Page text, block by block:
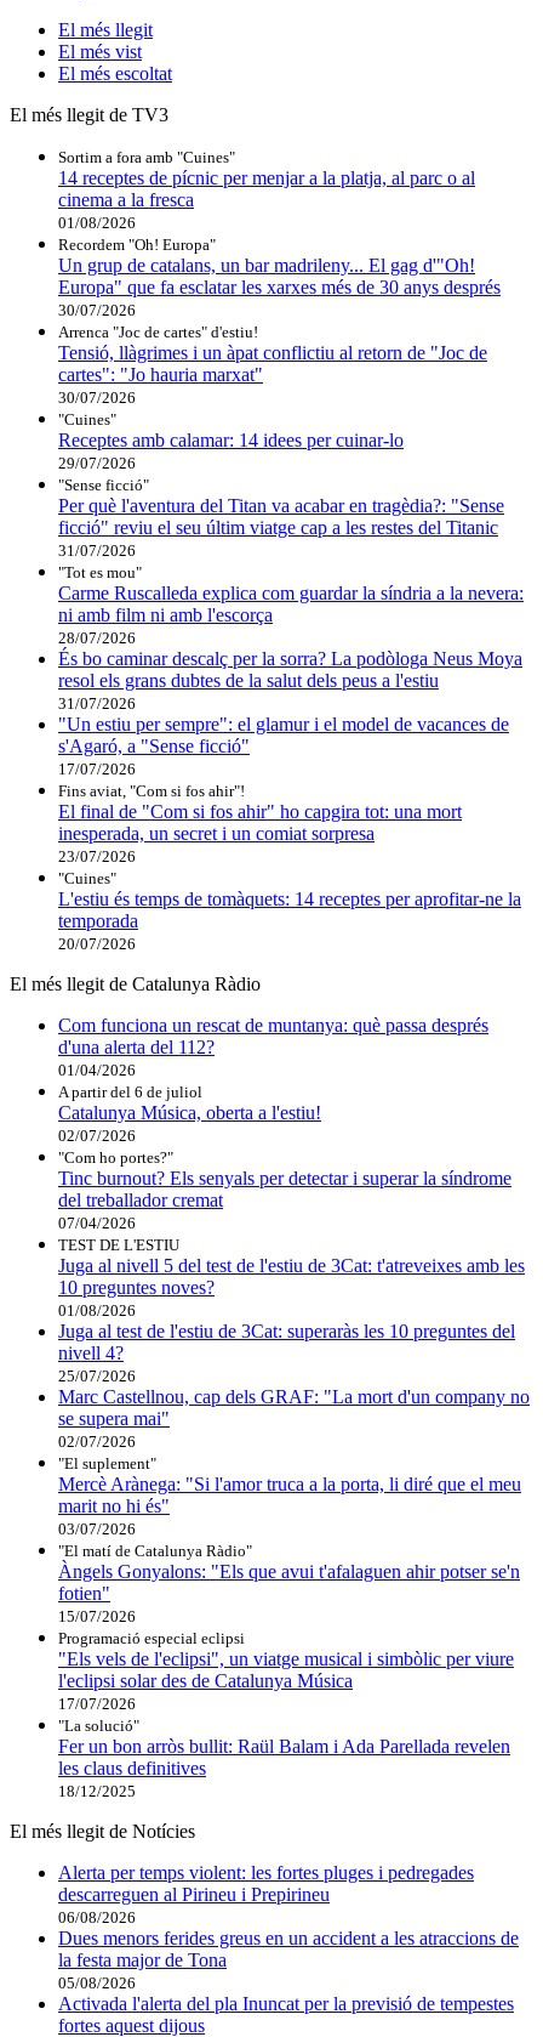
El més llegit
El més vist
El més escoltat
El més llegit de TV3
Sortim a fora amb "Cuines"
14 receptes de pícnic per menjar a la platja, al parc o al
cinema a la fresca
01/08/2026
Recordem "Oh! Europa"
Un grup de catalans, un bar madrileny... El gag d'"Oh!
Europa" que fa esclatar les xarxes més de 30 anys després
30/07/2026
Arrenca "Joc de cartes" d'estiu!
Tensió, llàgrimes i un àpat conflictiu al retorn de "Joc de
cartes": "Jo hauria marxat"
30/07/2026
"Cuines"
Receptes amb calamar: 14 idees per cuinar-lo
29/07/2026
"Sense ficció"
Per què l'aventura del Titan va acabar en tragèdia?: "Sense
ficció" reviu el seu últim viatge cap a les restes del Titanic
31/07/2026
"Tot es mou"
Carme Ruscalleda explica com guardar la síndria a la nevera:
ni amb film ni amb l'escorça
28/07/2026
És bo caminar descalç per la sorra? La podòloga Neus Moya
resol els grans dubtes de la salut dels peus a l'estiu
31/07/2026
"Un estiu per sempre": el glamur i el model de vacances de
s'Agaró, a "Sense ficció"
17/07/2026
Fins aviat, "Com si fos ahir"!
El final de "Com si fos ahir" ho capgira tot: una mort
inesperada, un secret i un comiat sorpresa
23/07/2026
"Cuines"
L'estiu és temps de tomàquets: 14 receptes per aprofitar-ne la
temporada
20/07/2026
El més llegit de Catalunya Ràdio
Com funciona un rescat de muntanya: què passa després
d'una alerta del 112?
01/04/2026
A partir del 6 de juliol
Catalunya Música, oberta a l'estiu!
02/07/2026
"Com ho portes?"
Tinc burnout? Els senyals per detectar i superar la síndrome
del treballador cremat
07/04/2026
TEST DE L'ESTIU
Juga al nivell 5 del test de l'estiu de 3Cat: t'atreveixes amb les
10 preguntes noves?
01/08/2026
Juga al test de l'estiu de 3Cat: superaràs les 10 preguntes del
nivell 4?
25/07/2026
Marc Castellnou, cap dels GRAF: "La mort d'un company no
se supera mai"
02/07/2026
"El suplement"
Mercè Arànega: "Si l'amor truca a la porta, li diré que el meu
marit no hi és"
03/07/2026
"El matí de Catalunya Ràdio"
Àngels Gonyalons: "Els que avui t'afalaguen ahir potser se'n
fotien"
15/07/2026
Programació especial eclipsi
"Els vels de l'eclipsi", un viatge musical i simbòlic per viure
l'eclipsi solar des de Catalunya Música
17/07/2026
"La solució"
Fer un bon arròs bullit: Raül Balam i Ada Parellada revelen
les claus definitives
18/12/2025
El més llegit de Notícies
Alerta per temps violent: les fortes pluges i pedregades
descarreguen al Pirineu i Prepirineu
06/08/2026
Dues menors ferides greus en un accident a les atraccions de
la festa major de Tona
05/08/2026
Activada l'alerta del pla Inuncat per la previsió de tempestes
fortes aquest dijous